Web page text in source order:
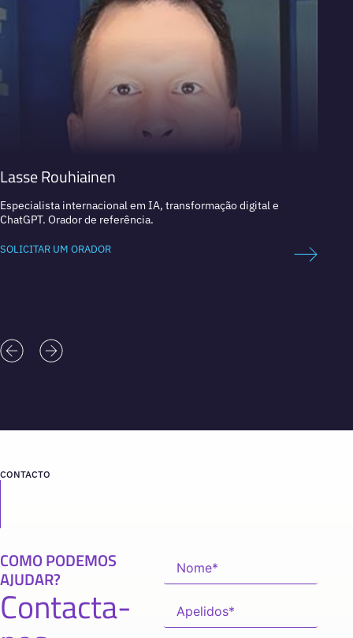
Lasse Rouhiainen
Especialista internacional em IA, transformação digital e
ChatGPT. Orador de referência.
SOLICITAR UM ORADOR
CONTACTO
COMO PODEMOS
AJUDAR?
Contacta-